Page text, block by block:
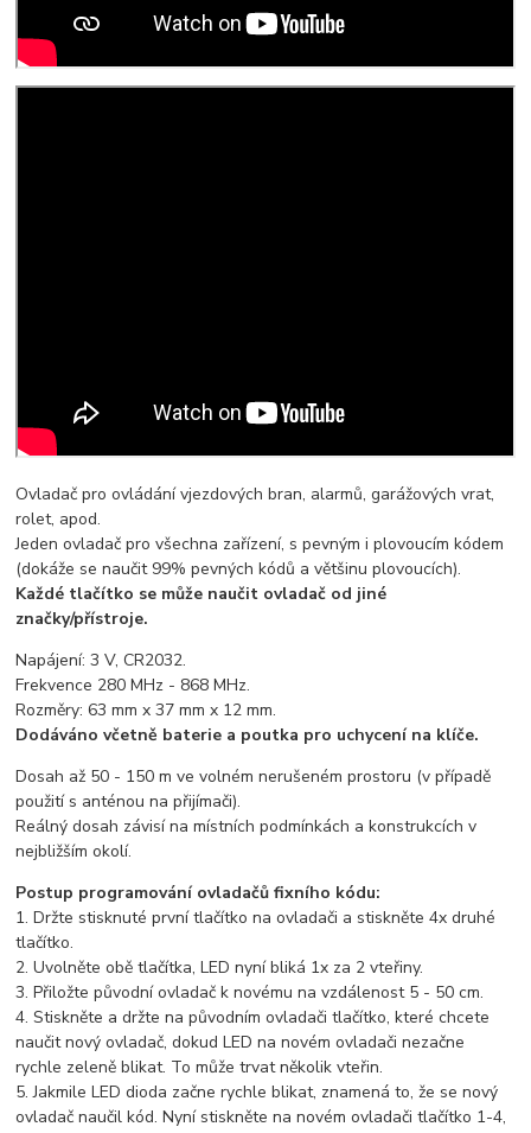
Ovladač pro ovládání vjezdových bran, alarmů, garážových vrat,
rolet, apod.
Jeden ovladač pro všechna zařízení, s pevným i plovoucím kódem
(dokáže se naučit 99% pevných kódů a většinu plovoucích).
Každé tlačítko se může naučit ovladač od jiné
značky/přístroje.
Napájení: 3 V, CR2032.
Frekvence 280 MHz - 868 MHz.
Rozměry: 63 mm x 37 mm x 12 mm.
Dodáváno včetně baterie a poutka pro uchycení na klíče.
Dosah až 50 - 150 m ve volném nerušeném prostoru (v případě
použití s anténou na přijímači).
Reálný dosah závisí na místních podmínkách a konstrukcích v
nejbližším okolí.
Postup programování ovladačů fixního kódu:
1. Držte stisknuté první tlačítko na ovladači a stiskněte 4x druhé
tlačítko.
2. Uvolněte obě tlačítka, LED nyní bliká 1x za 2 vteřiny.
3. Přiložte původní ovladač k novému na vzdálenost 5 - 50 cm.
4. Stiskněte a držte na původním ovladači tlačítko, které chcete
naučit nový ovladač, dokud LED na novém ovladači nezačne
rychle zeleně blikat. To může trvat několik vteřin.
5. Jakmile LED dioda začne rychle blikat, znamená to, že se nový
ovladač naučil kód. Nyní stiskněte na novém ovladači tlačítko 1-4,